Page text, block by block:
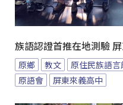
族語認證首推在地測驗
原鄉 教文 原住民族語
原語會
屏東來義高中